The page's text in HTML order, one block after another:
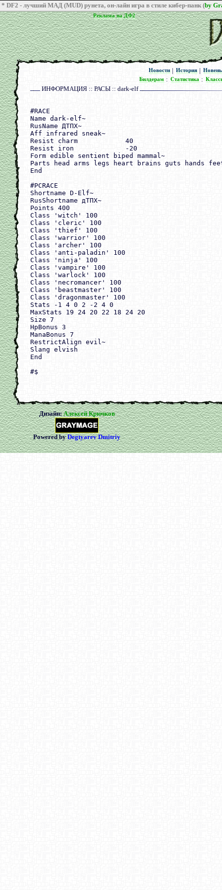
* DF2 - лучший МАД (MUD) рунета, он-лайн игра в стиле кибер-панк (by
Реклама на ДФ2
Реклама на ДФ2
Новости
Новости| История
История |
Билдерам
Билдерам : Статистика
Статистика :
ИНФОРМАЦИЯ :: РАСЫ :: dark-elf
#RACE
Name dark-elf~
RusName ДТПХ~
Aff infrared sneak~
Resist charm            40
Resist iron             -20
Form edible sentient biped mammal~
Parts head arms legs heart brains guts hands
End
#PCRACE
Shortname D-Elf~
RusShortname дТПХ~
Points 400
Class 'witch' 100
Class 'cleric' 100
Class 'thief' 100
Class 'warrior' 100
Class 'archer' 100
Class 'anti-paladin' 100
Class 'ninja' 100
Class 'vampire' 100
Class 'warlock' 100
Class 'necromancer' 100
Class 'beastmaster' 100
Class 'dragonmaster' 100
Stats -1 4 0 2 -2 4 0
MaxStats 19 24 20 22 18 24 20
Size 7
HpBonus 3
ManaBonus 7
RestrictAlign evil~
Slang elvish
End
#$
Дизайн:Алексей Крючков
Powered byDegtyarev Dmitriy